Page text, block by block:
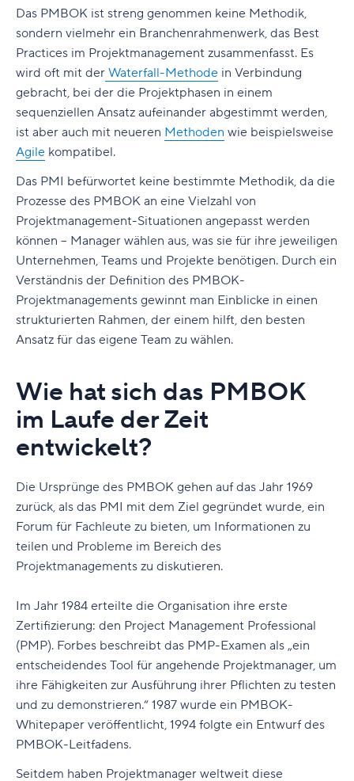
für-Schritt-Prozess zur Durchführung bestimmter
Projekte. Es beinhaltet zwar nicht sämtliche Fakten, wird
jedoch regelmäßig aktualisiert. Es gilt jedoch als der
definitive Leitfaden zum Thema und wird daher alle paar
Jahre aktualisiert. Die sechste Ausgabe des PMBOK
wurde 2017 veröffentlicht.
Das PMBOK ist eine wertvolle Ressource für
Projektmanager und Unternehmen gleichermaßen. Er
hilft Unternehmen, abteilungsübergreifend Praktiken zu
standardisieren, Prozesse anzupassen und
Projektmisserfolge zu verhindern.;
Es ist wichtig zu verstehen, wie das PMBOK aufgebaut
ist. Das PMBOK ist in zwei Teile gegliedert. Der erste
Teil enthält in 13 Kapiteln grundlegende Informationen
zum Projektmanagement. Die ersten drei Kapitel des
PMBOK bilden die Grundlage. Sie behandeln, was ein
Projekt ist, wie das Projektmanagement in die
Prozessgruppen hineinpasst und welche Kenntnisse
Projektmanager haben sollten.
umfassen die Wissensbereiche, die in der Praxis
Projektzeitplans, der Kosten, der Risiken, der Qualität
und des Umfangs sowie die Integration dieser Bereiche.
Schauen wir uns jetzt den zweiten Teil des PMBOK an.
Das American National Standard Institute, oder ANSI,
registriert. Also behandelt Teil zwei diesen Bereich. Er
beschreibt die Prozessgruppen und Prozesse im
PMBOK, einschließlich der jeweiligen Eingaben,
Ergebnisse und Vorteile. Das PMBOK verfügt auch über
einen formellen Freigabeprozess, daher enthält Teil zwei
Informationen zu diesem Thema.
Schließlich beinhaltet das PMBOK ein Glossar, Anhänge
und einen Index, die den Goldstandard für das
Projektmanagement abrunden.
Das PMBOK ist streng genommen keine Methodik,
sondern vielmehr ein Branchenrahmenwerk, das Best
Practices im Projektmanagement zusammenfasst. Es
wird oft mit der Waterfall-Methode in Verbindung
gebracht, bei der die Projektphasen in einem
sequenziellen Ansatz aufeinander abgestimmt werden,
ist aber auch mit neueren Methoden wie beispielsweise
Agile kompatibel.
Das PMI befürwortet keine bestimmte Methodik, da die
Prozesse des PMBOK an eine Vielzahl von
Projektmanagement-Situationen angepasst werden
können – Manager wählen aus, was sie für ihre jeweiligen
Unternehmen, Teams und Projekte benötigen. Durch ein
Verständnis der Definition des PMBOK-
Projektmanagements gewinnt man Einblicke in einen
strukturierten Rahmen, der einem hilft, den besten
Ansatz für das eigene Team zu wählen.
Wie hat sich das PMBOK
im Laufe der Zeit
entwickelt?
Die Ursprünge des PMBOK gehen auf das Jahr 1969
zurück, als das PMI mit dem Ziel gegründet wurde, ein
Forum für Fachleute zu bieten, um Informationen zu
teilen und Probleme im Bereich des
Projektmanagements zu diskutieren.
Im Jahr 1984 erteilte die Organisation ihre erste
Zertifizierung: den Project Management Professional
(PMP). Forbes beschreibt das PMP-Examen als „ein
entscheidendes Tool für angehende Projektmanager, um
ihre Fähigkeiten zur Ausführung ihrer Pflichten zu testen
und zu demonstrieren.“ 1987 wurde ein PMBOK-
Whitepaper veröffentlicht, 1994 folgte ein Entwurf des
PMBOK-Leitfadens.
Seitdem haben Projektmanager weltweit diese